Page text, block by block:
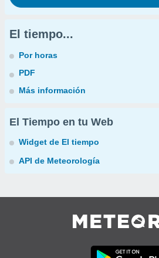
El tiempo...
Por horas
PDF
Más información
El Tiempo en tu Web
Widget de El tiempo
API de Meteorología